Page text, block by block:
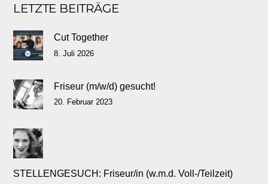
LETZTE BEITRÄGE
Cut Together
8. Juli 2026
Friseur (m/w/d) gesucht!
20. Februar 2023
STELLENGESUCH: Friseur/in (w.m.d. Voll-/Teilzeit)